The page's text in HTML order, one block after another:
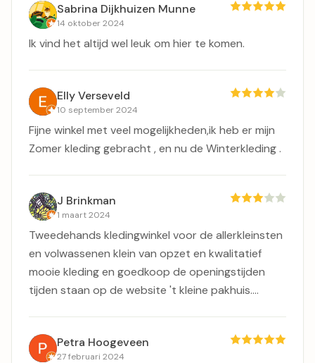
Sabrina Dijkhuizen Munne
14 oktober 2024
Ik vind het altijd wel leuk om hier te komen.
Elly Verseveld
10 september 2024
Fijne winkel met veel mogelijkheden,ik heb er mijn
Zomer kleding gebracht , en nu de Winterkleding .
J Brinkman
1 maart 2024
Tweedehands kledingwinkel voor de allerkleinsten
en volwassenen klein van opzet en kwalitatief
mooie kleding en goedkoop de openingstijden
tijden staan op de website 't kleine pakhuis....
Petra Hoogeveen
27 februari 2024